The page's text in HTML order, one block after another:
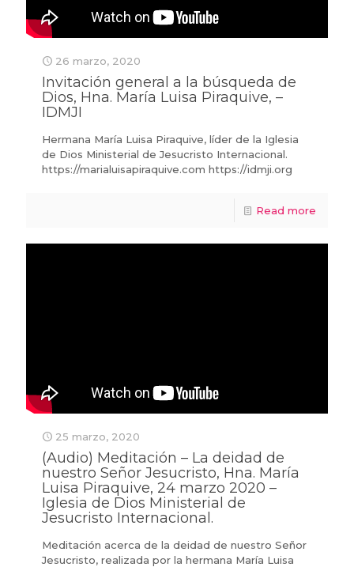
26 marzo, 2020
Invitación general a la búsqueda de
Dios, Hna. María Luisa Piraquive, –
IDMJI
Hermana María Luisa Piraquive, líder de la Iglesia
de Dios Ministerial de Jesucristo Internacional.
https://marialuisapiraquive.com https://idmji.org
Read more
25 marzo, 2020
(Audio) Meditación – La deidad de
nuestro Señor Jesucristo, Hna. María
Luisa Piraquive, 24 marzo 2020 –
Iglesia de Dios Ministerial de
Jesucristo Internacional.
Meditación acerca de la deidad de nuestro Señor
Jesucristo, realizada por la hermana María Luisa